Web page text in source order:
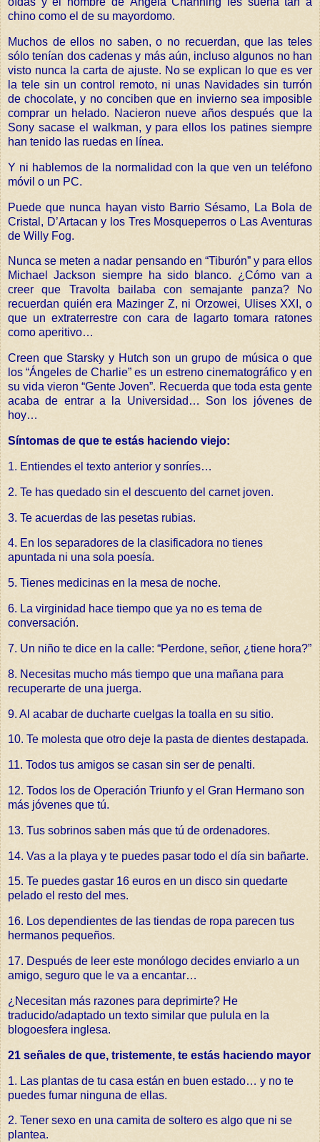
chino como el de su mayordomo.
Muchos de ellos no saben, o no recuerdan, que las teles
sólo tenían dos cadenas y más aún, incluso algunos no han
visto nunca la carta de ajuste. No se explican lo que es ver
la tele sin un control remoto, ni unas Navidades sin turrón
de chocolate, y no conciben que en invierno sea imposible
comprar un helado. Nacieron nueve años después que la
Sony sacase el walkman, y para ellos los patines siempre
han tenido las ruedas en línea.
Y ni hablemos de la normalidad con la que ven un teléfono
móvil o un PC.
Puede que nunca hayan visto Barrio Sésamo, La Bola de
Cristal, D’Artacan y los Tres Mosqueperros o Las Aventuras
de Willy Fog.
Nunca se meten a nadar pensando en “Tiburón” y para ellos
Michael Jackson siempre ha sido blanco. ¿Cómo van a
creer que Travolta bailaba con semajante panza? No
recuerdan quién era Mazinger Z, ni Orzowei, Ulises XXI, o
que un extraterrestre con cara de lagarto tomara ratones
como aperitivo…
Creen que Starsky y Hutch son un grupo de música o que
los “Ángeles de Charlie” es un estreno cinematográfico y en
su vida vieron “Gente Joven”. Recuerda que toda esta gente
acaba de entrar a la Universidad… Son los jóvenes de
hoy…
Síntomas de que te estás haciendo viejo:
1. Entiendes el texto anterior y sonríes…
2. Te has quedado sin el descuento del carnet joven.
3. Te acuerdas de las pesetas rubias.
4. En los separadores de la clasificadora no tienes
apuntada ni una sola poesía.
5. Tienes medicinas en la mesa de noche.
6. La virginidad hace tiempo que ya no es tema de
conversación.
7. Un niño te dice en la calle: “Perdone, señor, ¿tiene hora?”
8. Necesitas mucho más tiempo que una mañana para
recuperarte de una juerga.
9. Al acabar de ducharte cuelgas la toalla en su sitio.
10. Te molesta que otro deje la pasta de dientes destapada.
11. Todos tus amigos se casan sin ser de penalti.
12. Todos los de Operación Triunfo y el Gran Hermano son
más jóvenes que tú.
13. Tus sobrinos saben más que tú de ordenadores.
14. Vas a la playa y te puedes pasar todo el día sin bañarte.
15. Te puedes gastar 16 euros en un disco sin quedarte
pelado el resto del mes.
16. Los dependientes de las tiendas de ropa parecen tus
hermanos pequeños.
17. Después de leer este monólogo decides enviarlo a un
amigo, seguro que le va a encantar…
¿Necesitan más razones para deprimirte? He
traducido/adaptado un texto similar que pulula en la
blogoesfera inglesa.
21 señales de que, tristemente, te estás haciendo mayor
1. Las plantas de tu casa están en buen estado… y no te
puedes fumar ninguna de ellas.
2. Tener sexo en una camita de soltero es algo que ni se
plantea.